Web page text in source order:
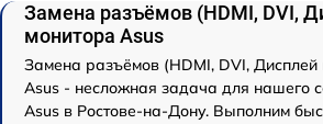
Замена разъёмов (HDMI, DVI,
монитора Asus
Замена разъёмов (HDMI, DVI, Дисплей
Asus - несложная задача для нашего
Asus в Ростове-на-Дону. Выполним